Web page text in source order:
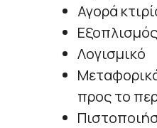
Αγορά
Εξοπλισμός
Λογισμικό
προς το